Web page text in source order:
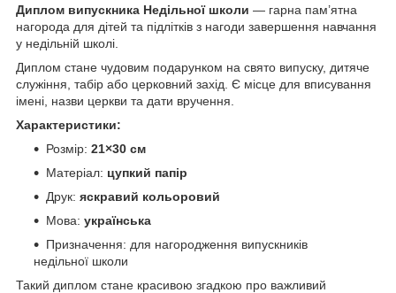
Диплом випускника Недільної школи — гарна пам’ятна
нагорода для дітей та підлітків з нагоди завершення навчання
у недільній школі.
Диплом стане чудовим подарунком на свято випуску, дитяче
служіння, табір або церковний захід. Є місце для вписування
імені, назви церкви та дати вручення.
Характеристики:
Розмір: 21×30 см
Матеріал: цупкий папір
Друк: яскравий кольоровий
Мова: українська
Призначення: для нагородження випускників
недільної школи
Такий диплом стане красивою згадкою про важливий